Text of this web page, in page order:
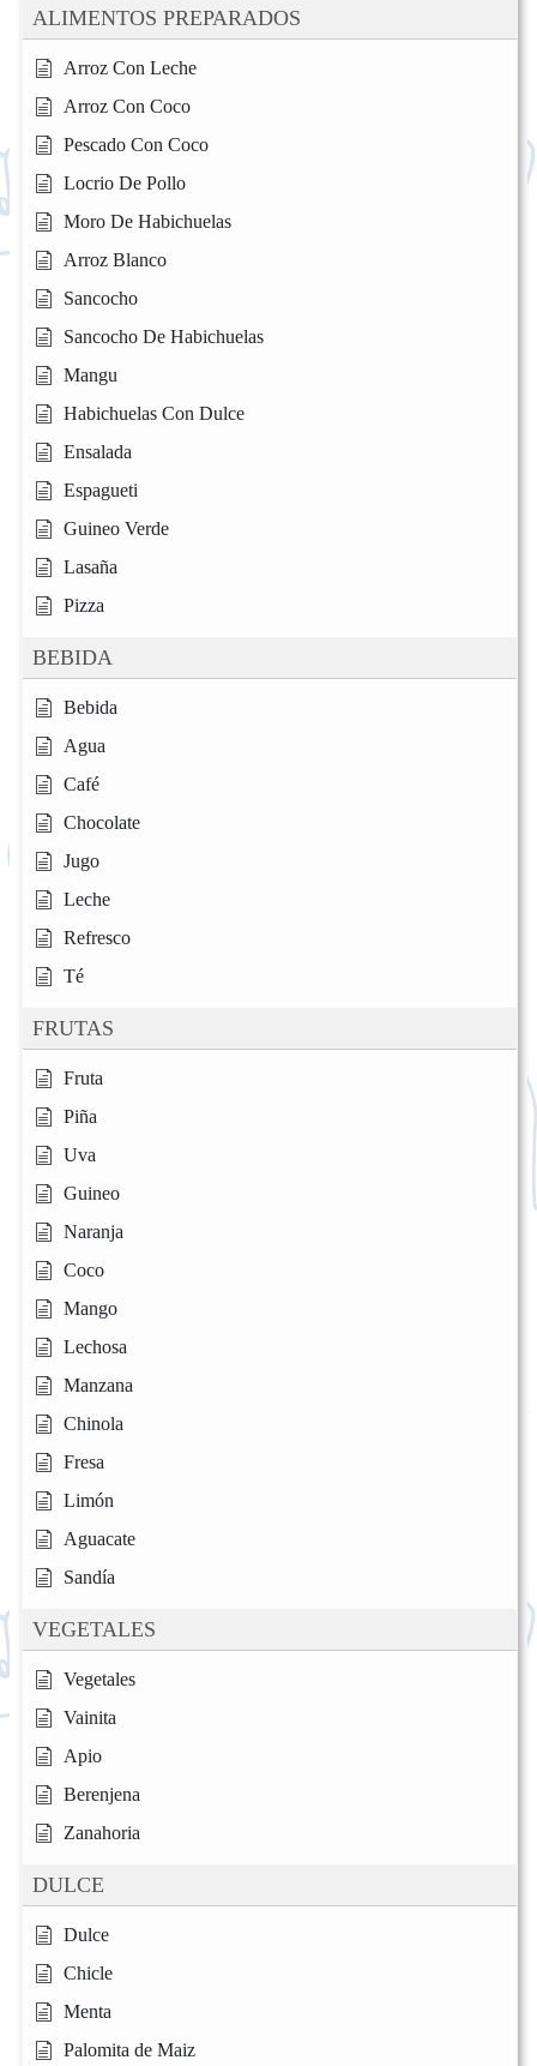
ALIMENTOS PREPARADOS
Arroz Con Leche
Arroz Con Coco
Pescado Con Coco
Locrio De Pollo
Moro De Habichuelas
Arroz Blanco
Sancocho
Sancocho De Habichuelas
Mangu
Habichuelas Con Dulce
Ensalada
Espagueti
Guineo Verde
Lasaña
Pizza
BEBIDA
Bebida
Agua
Café
Chocolate
Jugo
Leche
Refresco
Té
FRUTAS
Fruta
Piña
Uva
Guineo
Naranja
Coco
Mango
Lechosa
Manzana
Chinola
Fresa
Limón
Aguacate
Sandía
VEGETALES
Vegetales
Vainita
Apio
Berenjena
Zanahoria
DULCE
Dulce
Chicle
Menta
Palomita de Maiz